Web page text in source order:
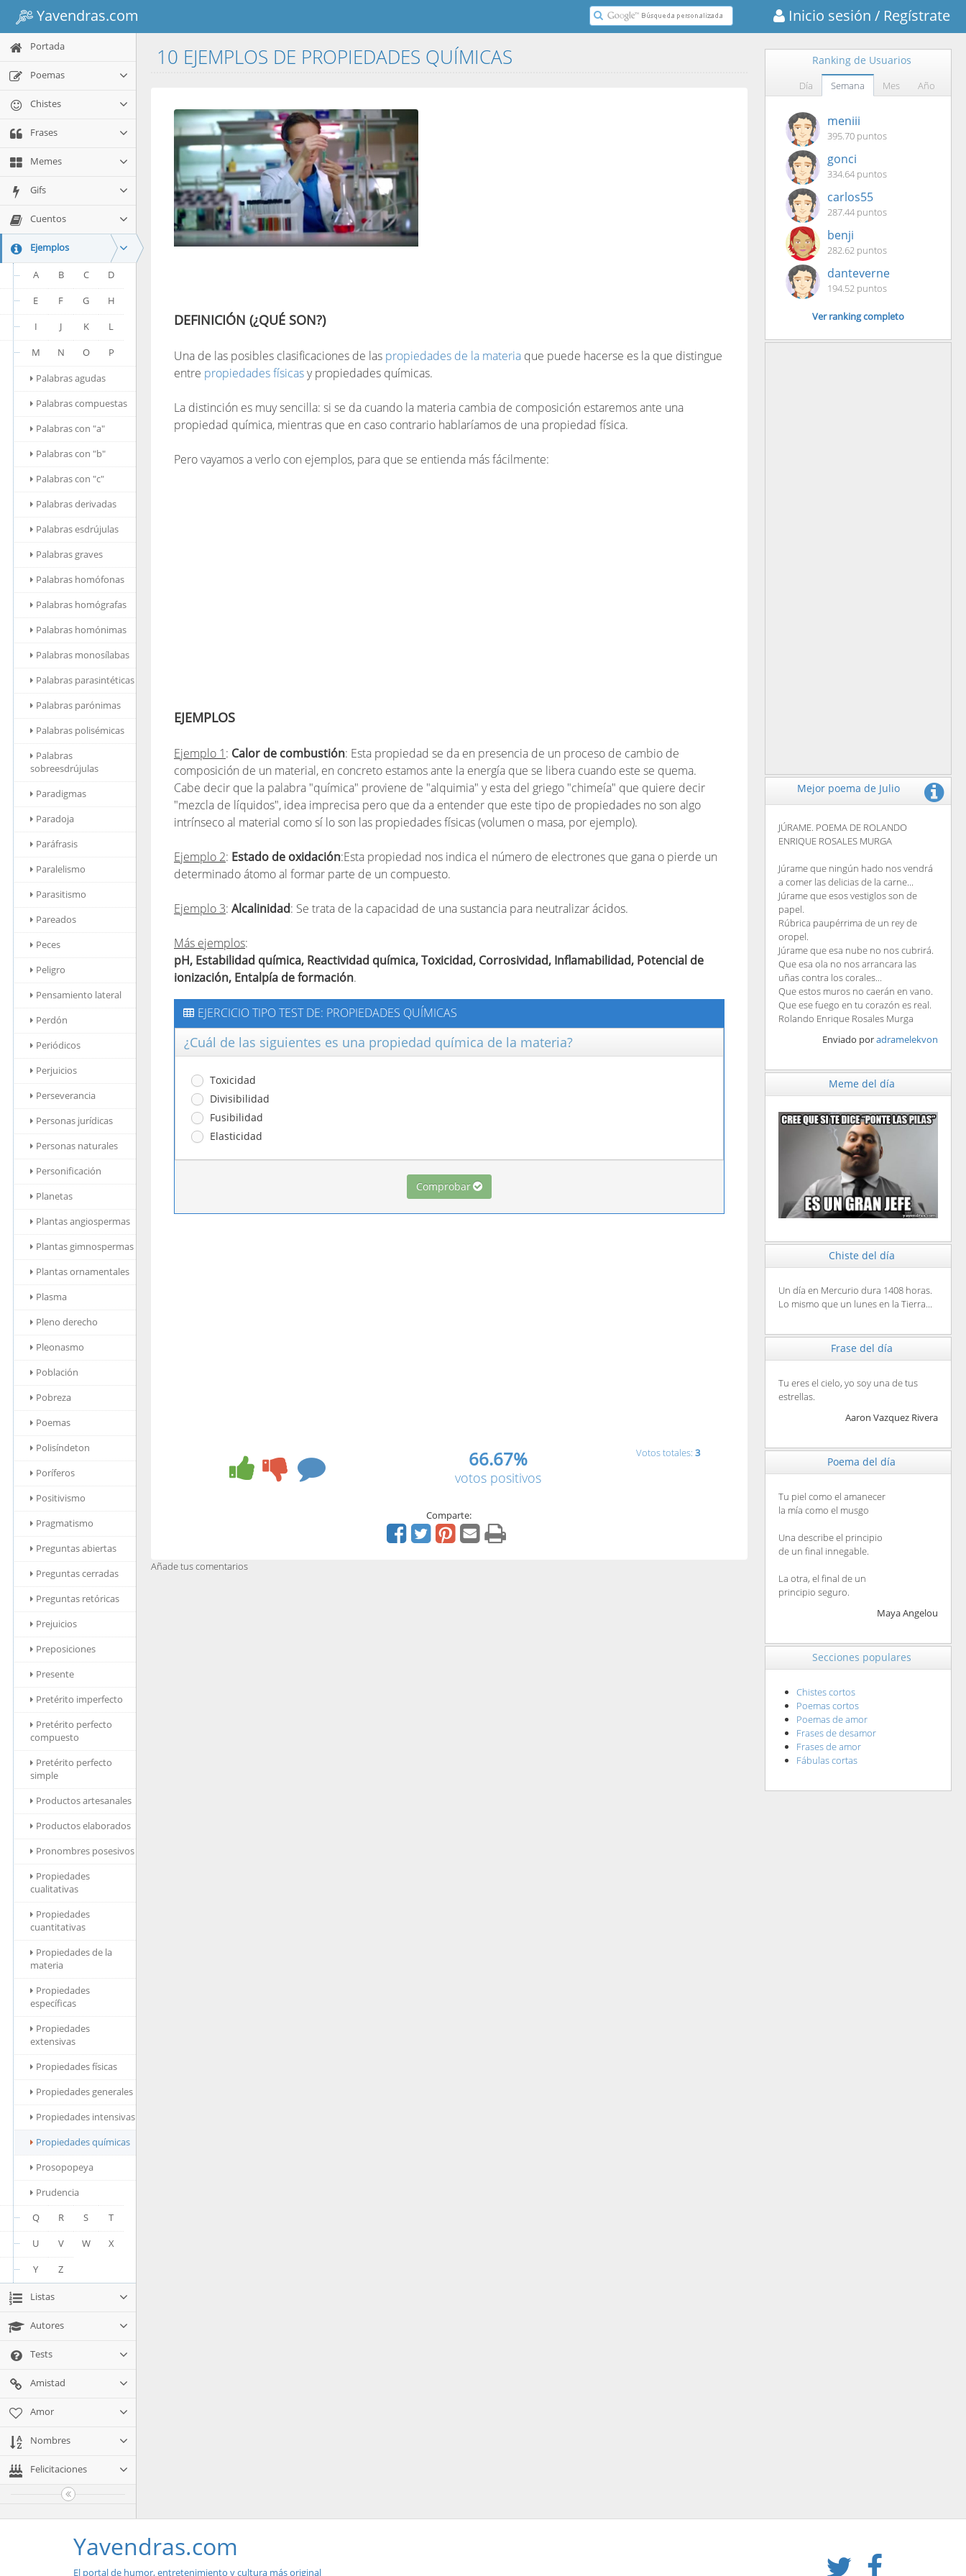
Yavendras.com Inicio sesión / Regístrate
Portada
Poemas
Chistes
Frases
Memes
Gifs
Cuentos
Ejemplos
A B C
D
E
F G
H
I
J K
L
M
N O
P
Palabras agudas
Palabras compuestas
Palabras con "a"
Palabras con "b"
Palabras con "c"
Palabras derivadas
Palabras esdrújulas
Palabras graves
Palabras homófonas
Palabras homógrafas
Palabras homónimas
Palabras monosílabas
Palabras parasintéticas
Palabras parónimas
Palabras polisémicas
Palabras
sobreesdrújulas
Paradigmas
Paradoja
Paráfrasis
Paralelismo
Parasitismo
Pareados
Peces
Peligro
Pensamiento lateral
Perdón
Periódicos
Perjuicios
Perseverancia
Personas jurídicas
Personas naturales
Personificación
Planetas
Plantas angiospermas
Plantas gimnospermas
Plantas ornamentales
Plasma
Pleno derecho
Pleonasmo
Población
Pobreza
Poemas
Polisíndeton
Poríferos
Positivismo
Pragmatismo
Preguntas abiertas
Preguntas cerradas
Preguntas retóricas
Prejuicios
Preposiciones
Presente
Pretérito imperfecto
Pretérito perfecto
compuesto
Pretérito perfecto
simple
Productos artesanales
Productos elaborados
Pronombres posesivos
Propiedades
cualitativas
Propiedades
cuantitativas
Propiedades de la
materia
Propiedades
específicas
Propiedades
extensivas
Propiedades físicas
Propiedades generales
Propiedades intensivas
Propiedades químicas
Prosopopeya
Prudencia
Q
R S
T
U
V W
X
Y
Z
Listas
Autores
Tests
Amistad
Amor
Nombres
Felicitaciones
10 EJEMPLOS DE PROPIEDADES QUÍMICAS
DEFINICIÓN (¿QUÉ SON?)
Una de las posibles clasificaciones de las propiedades de la materia que puede hacerse es la que distingue
entre propiedades físicasy propiedades químicas.
La distinción es muy sencilla: si se da cuando la materia cambia de composición estaremos ante una
propiedad química, mientras que en caso contrario hablaríamos de una propiedad física.
Pero vayamos a verlo con ejemplos, para que se entienda más fácilmente:
EJEMPLOS
Ejemplo 1: Calor de combustión: Esta propiedad se da en presencia de un proceso de cambio de
composición de un material, en concreto estamos ante la energía que se libera cuando este se quema.
Cabe decir que la palabra "química" proviene de "alquimia" y esta del griego "chimeía" que quiere decir
"mezcla de líquidos", idea imprecisa pero que da a entender que este tipo de propiedades no son algo
intrínseco al material como sí lo son las propiedades físicas (volumen o masa, por ejemplo).
Ejemplo 2: Estado de oxidación:Esta propiedad nos indica el número de electrones que gana o pierde un
determinado átomo al formar parte de un compuesto.
Ejemplo 3: Alcalinidad: Se trata de la capacidad de una sustancia para neutralizar ácidos.
Más ejemplos:
pH, Estabilidad química, Reactividad química, Toxicidad, Corrosividad, Inflamabilidad, Potencial de
ionización, Entalpía de formación.
EJERCICIO TIPO TEST DE: PROPIEDADES QUÍMICAS
¿Cuál de las siguientes es una propiedad química de la materia?
Toxicidad
Divisibilidad
Fusibilidad
Elasticidad
Comprobar
66.67%
votos positivos
Votos totales:3
Comparte:
Añade tus comentarios
Ranking de Usuarios
Día Semana Mes Año
meniii
395.70 puntos
gonci
334.64 puntos
carlos55
287.44 puntos
benji
282.62 puntos
danteverne
194.52 puntos
Ver ranking completo
Mejor poema de Julio
JÚRAME. POEMA DE ROLANDO
ENRIQUE ROSALES MURGA
Júrame que ningún hado nos vendrá
a comer las delicias de la carne...
Júrame que esos vestiglos son de
papel.
Rúbrica paupérrima de un rey de
oropel.
Júrame que esa nube no nos cubrirá.
Que esa ola no nos arrancara las
uñas contra los corales...
Que estos muros no caerán en vano.
Que ese fuego en tu corazón es real.
Rolando Enrique Rosales Murga
Enviado poradramelekvon
Meme del día
Chiste del día
Un día en Mercurio dura 1408 horas.
Lo mismo que un lunes en la Tierra...
Frase del día
Tu eres el cielo, yo soy una de tus
estrellas.
Aaron Vazquez Rivera
Poema del día
Tu piel como el amanecer
la mía como el musgo
Una describe el principio
de un final innegable.
La otra, el final de un
principio seguro.
Maya Angelou
Secciones populares
Chistes cortos
Poemas cortos
Poemas de amor
Frases de desamor
Frases de amor
Fábulas cortas
Yavendras.com
El portal de humor, entretenimiento y cultura más original